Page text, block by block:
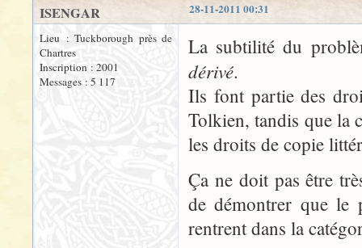
28-11-2011 00:31
ISENGAR
Lieu : Tuckborough près de
Chartres
Inscription : 2001
Messages : 5 117
La subtilité du
dérivé.
Ils font partie des
Tolkien, tandis que la
les droits de copie
Ça ne doit pas être
de démontrer que le
rentrent dans la